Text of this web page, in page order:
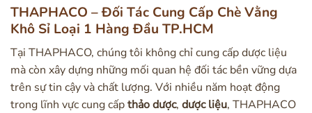
THAPHACO – Đối Tác Cung Cấp Chè Vằng
Khô Sỉ Loại 1 Hàng Đầu TP.HCM
Tại THAPHACO, chúng tôi không chỉ cung cấp dược liệu
mà còn xây dựng những mối quan hệ đối tác bền vững dựa
trên sự tin cậy và chất lượng. Với nhiều năm hoạt động
trong lĩnh vực cung cấpthảo dược, dược liệu, THAPHACO